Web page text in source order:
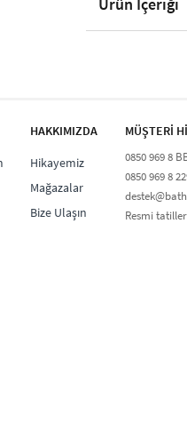
Ürün İçeriği
HAKKIMIZDA
Hikayemiz
Mağazalar
Bize Ulaşın
MÜŞTERİ
0850 969 8
0850 969 8
Resmi